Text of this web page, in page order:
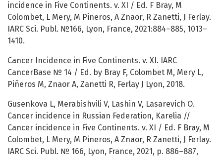
incidence in Five Continents. v. XI / Ed. F Bray, M
Colombet, L Mery, M Pineros, A Znaor, R Zanetti, J Ferlay.
IARC Sci. Publ. №166, Lyon, France, 2021:884–885, 1013–
1410.
Cancer Incidence in Five Continents. v. XI. IARC
CancerBase № 14 / Ed. by Bray F, Colombet M, Mery L,
Piñeros M, Znaor A, Zanetti R, Ferlay J Lyon, 2018.
Gusenkova L, Merabishvili V, Lashin V, Lasarevich O.
Cancer incidence in Russian Federation, Karelia //
Cancer incidence in Five Continents. v. XI / Ed. F Bray, M
Colombet, L Mery, M Pineros, A Znaor, R Zanetti, J Ferlay.
IARC Sci. Publ. № 166, Lyon, France, 2021, p. 886–887,